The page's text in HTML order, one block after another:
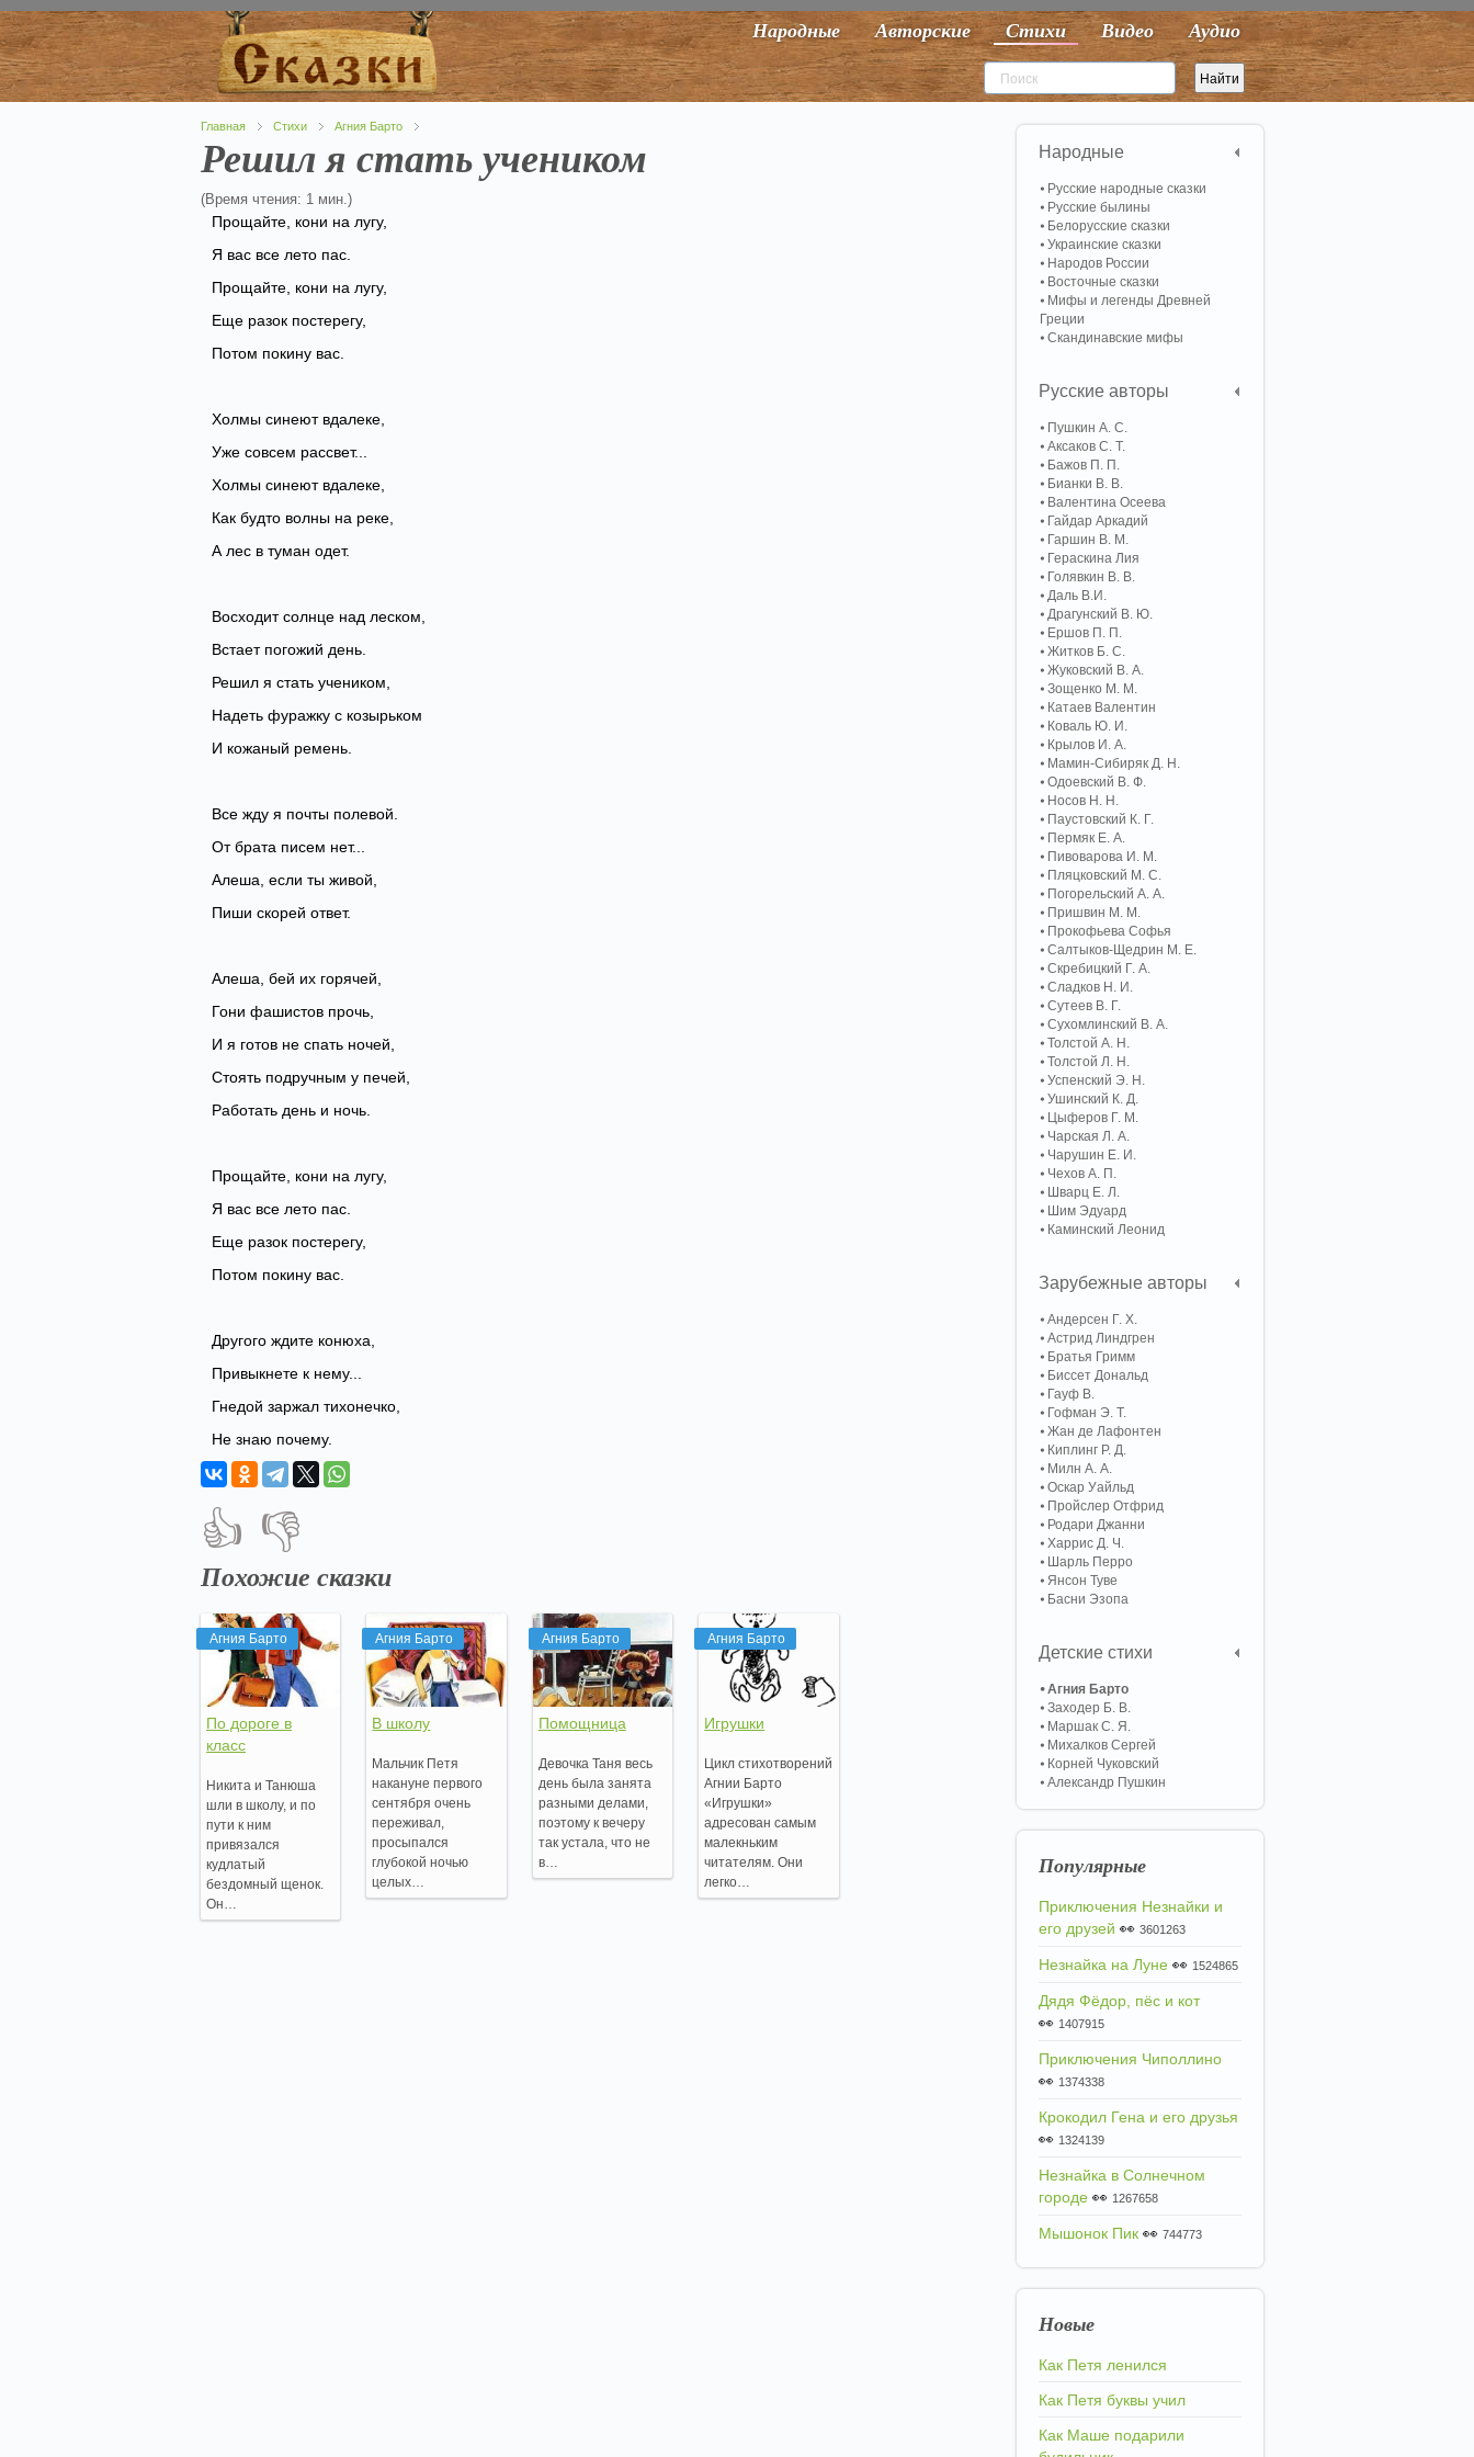
Народные Авторские Стихи Видео Аудио
Главная Стихи Агния Барто
Решил я стать учеником
(Время чтения: 1 мин.)
Прощайте, кони на лугу,
Я вас все лето пас.
Прощайте, кони на лугу,
Еще разок постерегу,
Потом покину вас.
Холмы синеют вдалеке,
Уже совсем рассвет...
Холмы синеют вдалеке,
Как будто волны на реке,
А лес в туман одет.
Восходит солнце над леском,
Встает погожий день.
Решил я стать учеником,
Надеть фуражку с козырьком
И кожаный ремень.
Все жду я почты полевой.
От брата писем нет...
Алеша, если ты живой,
Пиши скорей ответ.
Алеша, бей их горячей,
Гони фашистов прочь,
И я готов не спать ночей,
Стоять подручным у печей,
Работать день и ночь.
Прощайте, кони на лугу,
Я вас все лето пас.
Еще разок постерегу,
Потом покину вас.
Другого ждите конюха,
Привыкнете к нему...
Гнедой заржал тихонечко,
Не знаю почему.
👍 👎
Похожие сказки
Агния Барто
По дороге в
класс
Никита и Танюша
шли в школу, и по
пути к ним
привязался
кудлатый
бездомный щенок.
Он…
Агния Барто
В школу
Мальчик Петя
накануне первого
сентября очень
переживал,
просыпался
глубокой ночью
целых…
Агния Барто
Помощница
Девочка Таня весь
день была занята
разными делами,
поэтому к вечеру
так устала, что не
в…
Агния Барто
Игрушки
Цикл стихотворений
Агнии Барто
«Игрушки»
адресован самым
малекньким
читателям. Они
легко…
Народные
Русские народные сказки
Русские былины
Белорусские сказки
Украинские сказки
Народов России
Восточные сказки
Мифы и легенды Древней
Греции
Скандинавские мифы
Русские авторы
Пушкин А. С.
Аксаков С. Т.
Бажов П. П.
Бианки В. В.
Валентина Осеева
Гайдар Аркадий
Гаршин В. М.
Гераскина Лия
Голявкин В. В.
Даль В.И.
Драгунский В. Ю.
Ершов П. П.
Житков Б. С.
Жуковский В. А.
Зощенко М. М.
Катаев Валентин
Коваль Ю. И.
Крылов И. А.
Мамин-Сибиряк Д. Н.
Одоевский В. Ф.
Носов Н. Н.
Паустовский К. Г.
Пермяк Е. А.
Пивоварова И. М.
Пляцковский М. С.
Погорельский А. A.
Пришвин М. М.
Прокофьева Софья
Салтыков-Щедрин М. Е.
Скребицкий Г. А.
Сладков Н. И.
Сутеев В. Г.
Сухомлинский В. А.
Толстой А. Н.
Толстой Л. Н.
Успенский Э. Н.
Ушинский К. Д.
Цыферов Г. М.
Чарская Л. А.
Чарушин Е. И.
Чехов А. П.
Шварц Е. Л.
Шим Эдуард
Каминский Леонид
Зарубежные авторы
Андерсен Г. Х.
Астрид Линдгрен
Братья Гримм
Биссет Дональд
Гауф В.
Гофман Э. Т.
Жан де Лафонтен
Киплинг Р. Д.
Милн А. А.
Оскар Уайльд
Пройслер Отфрид
Родари Джанни
Харрис Д. Ч.
Шарль Перро
Янсон Туве
Басни Эзопа
Детские стихи
Агния Барто
Заходер Б. В.
Маршак С. Я.
Михалков Сергей
Корней Чуковский
Александр Пушкин
Популярные
Приключения Незнайки и
его друзей 👀 3601263
Незнайка на Луне 👀 1524865
Дядя Фёдор, пёс и кот
👀 1407915
Приключения Чиполлино
👀 1374338
Крокодил Гена и его друзья
👀 1324139
Незнайка в Солнечном
городе 👀 1267658
Мышонок Пик 👀 744773
Новые
Как Петя ленился
Как Петя буквы учил
Как Маше подарили